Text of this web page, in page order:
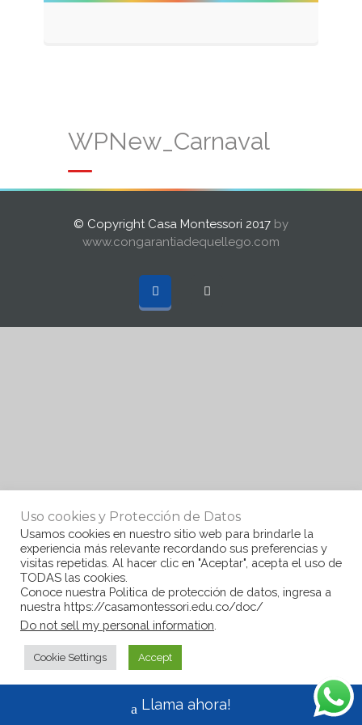
WPNew_Carnaval
© Copyright Casa Montessori 2017 by
www.congarantiadequellego.com
Uso cookies y Protección de Datos
Usamos cookies en nuestro sitio web para brindarle la
experiencia más relevante recordando sus preferencias y
visitas repetidas. Al hacer clic en "Aceptar", acepta el uso de
TODAS las cookies.
Conoce nuestra Politica de protección de datos, ingresa a
nuestra https://casamontessori.edu.co/doc/
Do not sell my personal information
Cookie Settings Accept
Llama ahora!